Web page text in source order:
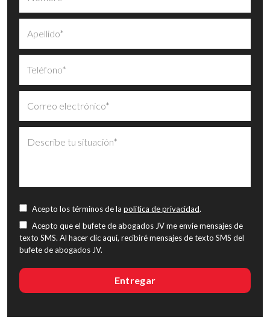
Acepto los términos de la política de privacidad.
Acepto que el bufete de abogados JV me envíe mensajes de
texto SMS. Al hacer clic aquí, recibiré mensajes de texto SMS del
bufete de abogados JV.